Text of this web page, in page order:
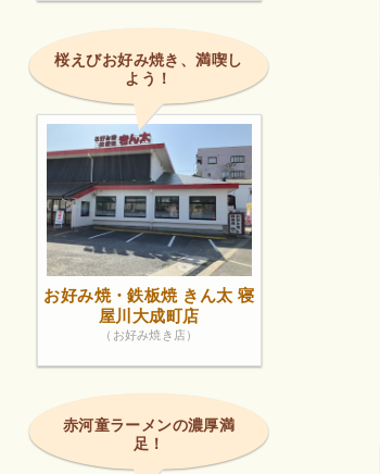
桜えびお好み焼き、満喫し
よう！
お好み焼・鉄板焼 きん太 寝
屋川大成町店
（お好み焼き店）
赤河童ラーメンの濃厚満
足！